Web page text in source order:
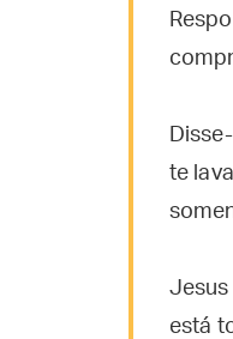
te
Jesus
está